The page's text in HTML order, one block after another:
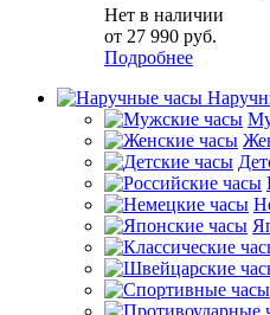
Нет в наличии
от 27 990 руб.
Подробнее